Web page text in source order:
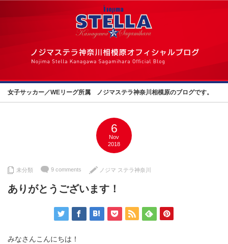
女子サッカー／WEリーグ所属 ノジマステラ神奈川相模原のブログです。
6
Nov
2018
未分類 9 comments ノジマ ステラ神奈川
ありがとうございます！
みなさんこんにちは！